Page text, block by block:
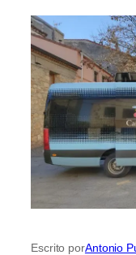
Escrito porAntonio